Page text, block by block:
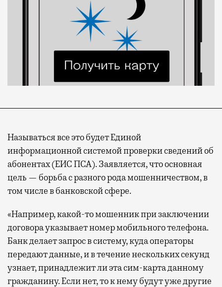
Называться все это будет Единой
информационной системой проверки сведений об
абонентах (ЕИС ПСА). Заявляется, что основная
цель — борьба с разного рода мошенничеством, в
том числе в банковской сфере.
«Например, какой-то мошенник при заключении
договора указывает номер мобильного телефона.
Банк делает запрос в систему, куда операторы
передают данные, и в течение нескольких секунд
узнает, принадлежит ли эта сим-карта данному
гражданину. Если нет, то к нему будут уже другие